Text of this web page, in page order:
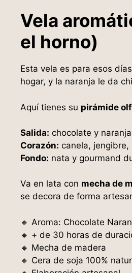
Vela
el horno)
Esta vela es para esos
hogar, y la naranja le da
Aquí tienes su pirámide
Salida: chocolate y
Corazón: canela,
Fondo: nata y gourmand
Va en lata con mecha de
se decora de forma
🔸 Aroma: Chocolate
🔸 + de 30 horas de
🔸 Mecha de madera
🔸 Cera de soja 100%